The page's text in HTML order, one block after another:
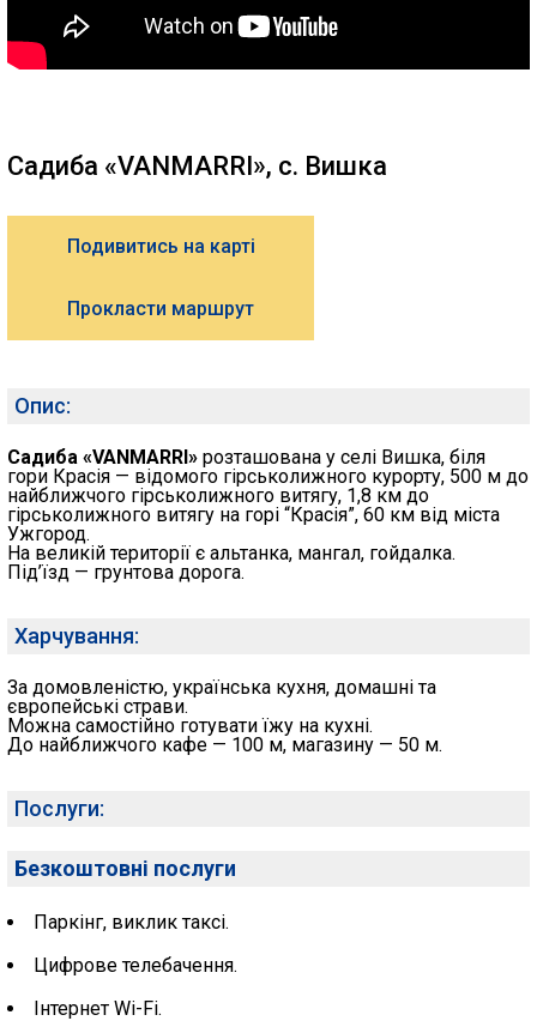
Садиба «VANMARRI», с. Вишка
Подивитись на карті
Прокласти маршрут
Опис:
Садиба «VANMARRI» розташована у селі Вишка, біля
гори Красія — відомого гірськолижного курорту, 500 м до
найближчого гірськолижного витягу, 1,8 км до
гірськолижного витягу на горі “Красія”, 60 км від міста
Ужгород.
На великій території є альтанка, мангал, гойдалка.
Під’їзд — грунтова дорога.
Харчування:
За домовленістю, українська кухня, домашні та
європейські страви.
Можна самостійно готувати їжу на кухні.
До найближчого кафе — 100 м, магазину — 50 м.
Послуги:
Безкоштовні послуги
Паркінг, виклик таксі.
Цифрове телебачення.
Інтернет Wi-Fi.